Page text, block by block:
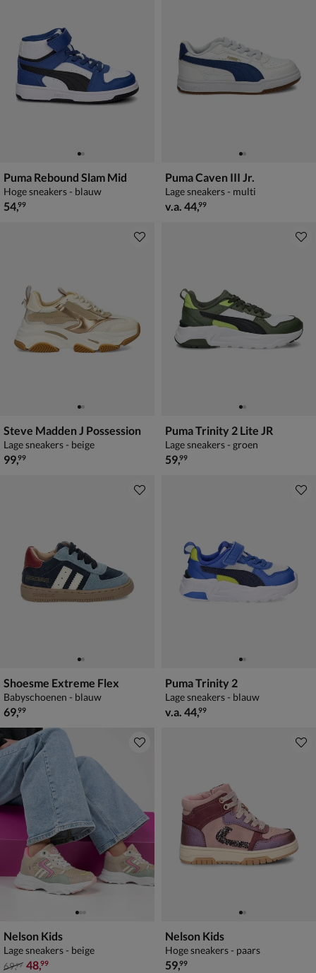
Puma Rebound Slam Mid
Hoge sneakers - blauw
€ 54,99
54,99
Puma Caven III Jr.
Lage sneakers - multi
vanaf € 44,99
v.a. 44,99
Steve Madden J Possession
Lage sneakers - beige
€ 99,99
99,99
Puma Trinity 2 Lite JR
Lage sneakers - groen
€ 59,99
59,99
Shoesme Extreme Flex
Babyschoenen - blauw
€ 69,99
69,99
Puma Trinity 2
Lage sneakers - blauw
vanaf € 44,99
v.a. 44,99
Nelson Kids
Lage sneakers - beige
van € 69,99 voor € 48,99
69,99 48,99
Nelson Kids
Hoge sneakers - paars
€ 59,99
59,99